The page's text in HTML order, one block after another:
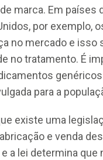
marca. Em países
por exemplo,
no mercado e isso
no tratamento. É
para a
existe uma
e venda
a lei determina que